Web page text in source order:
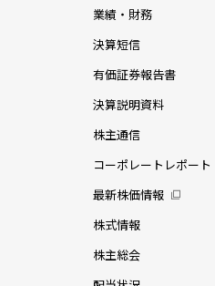
業績・財務
決算短信
有価証券報告書
決算説明資料
株主通信
コーポレートレポート
最新株価情報
株式情報
株主総会